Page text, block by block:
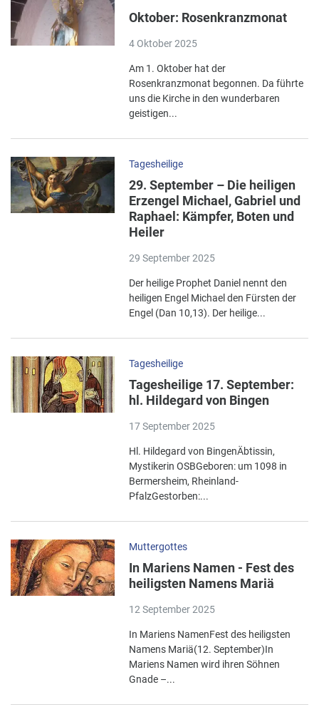
Oktober: Rosenkranzmonat
4 Oktober 2025
Am 1. Oktober hat der
Rosenkranzmonat begonnen. Da führte
uns die Kirche in den wunderbaren
geistigen...
Tagesheilige
29. September – Die heiligen
Erzengel Michael, Gabriel und
Raphael: Kämpfer, Boten und
Heiler
29 September 2025
Der heilige Prophet Daniel nennt den
heiligen Engel Michael den Fürsten der
Engel (Dan 10,13). Der heilige...
Tagesheilige
Tagesheilige 17. September:
hl. Hildegard von Bingen
17 September 2025
Hl. Hildegard von BingenÄbtissin,
Mystikerin OSBGeboren: um 1098 in
Bermersheim, Rheinland-
PfalzGestorben:...
Muttergottes
In Mariens Namen - Fest des
heiligsten Namens Mariä
12 September 2025
In Mariens NamenFest des heiligsten
Namens Mariä(12. September)In
Mariens Namen wird ihren Söhnen
Gnade –...